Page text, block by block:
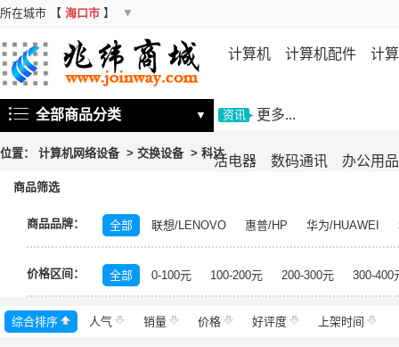
所在城市 【 海口市 】 ▼
计算机 计算机配件 计
机 存储设备
活电器 数码通讯 办公用品
全部商品分类 ▼ 资讯 更多...
位置： 计算机网络设备> 交换设备> 科达
商品筛选
商品品牌： 全部 联想/LENOVO 惠普/HP 华为/HUAWEI
飞鱼星/VOLANS
水星/MERCURY 锐捷/Ruijie
希捷/Seagate
启明星辰/Venustech
金山/
深信服/SANGFOR
信锐/SUNDRAY
睿因/
齐杉/QISHAN
迈拓维矩/mt-viki 启明星辰
磊科/
价格区间： 全部 0-100元 100-200元 200-300元 300-400
综合排序 人气 销量 价格 好评度 上架时间